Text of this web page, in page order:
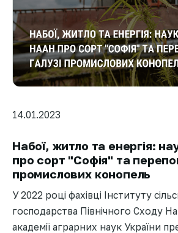
14.01.2023
Набої, житло та енергія:
про сорт "Софія" та
промислових конопель
У 2022 році фахівці Інституту
господарства Північного Сходу
академії аграрних наук України